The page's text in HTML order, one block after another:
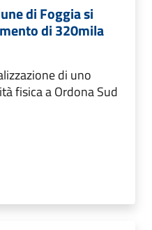
di Foggia si
di 320mila
di uno
fisica a Ordona Sud